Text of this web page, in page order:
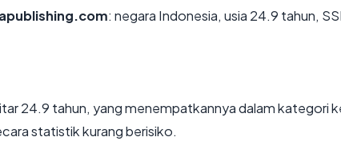
: negara Indonesia, usia 24.9 tahun,
24.9 tahun, yang menempatkannya dalam kategori
statistik kurang berisiko.